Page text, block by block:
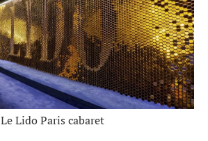
Le Lido Paris cabaret